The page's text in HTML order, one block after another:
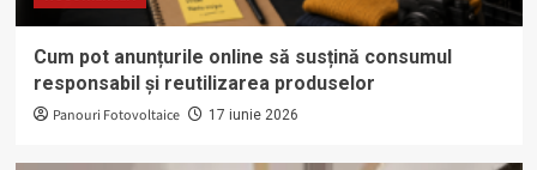
Cum pot anunțurile online să susțină consumul
responsabil și reutilizarea produselor
Panouri Fotovoltaice 17 iunie 2026